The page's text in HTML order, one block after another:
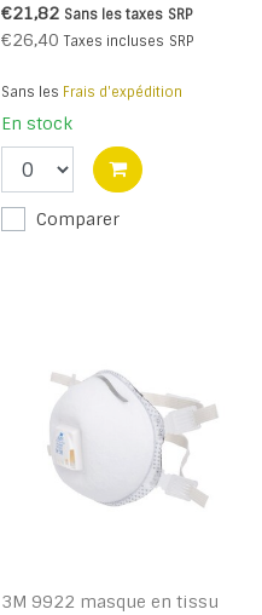
valve - White - R
€21,82 Sans les taxes SRP
€26,40 Taxes incluses SRP
Sans les Frais d'expédition
En stock
Comparer
3M 9922 masque en tissu